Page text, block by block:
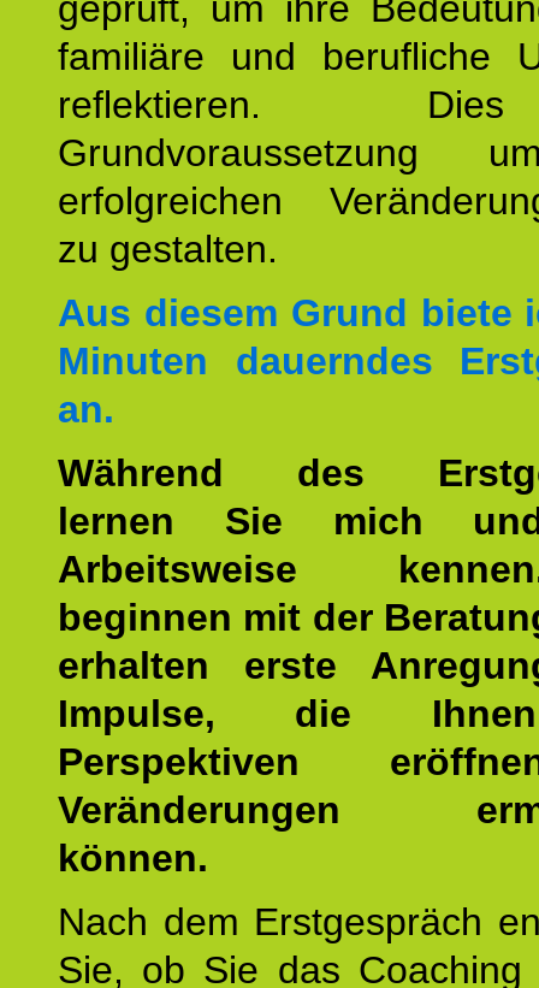
familiäre und berufliche
reflektieren.
Grundvoraussetzung
erfolgreichen
zu gestalten.
Aus diesem Grund biete
Minuten dauerndes
an.
Während des
lernen Sie mich
Arbeitsweise
beginnen mit der
erhalten erste
Impulse, die
Perspektiven
Veränderungen
können.
Nach dem Erstgespräch
Sie, ob Sie das Coaching